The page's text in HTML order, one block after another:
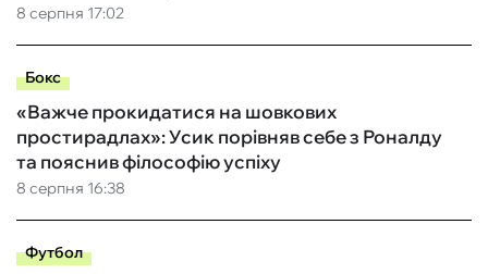
8 серпня 17:02
Бокс
8 серпня 16:38
«Важче прокидатися на шовкових
простирадлах»: Усик порівняв себе з Роналду
та пояснив філософію успіху
Футбол